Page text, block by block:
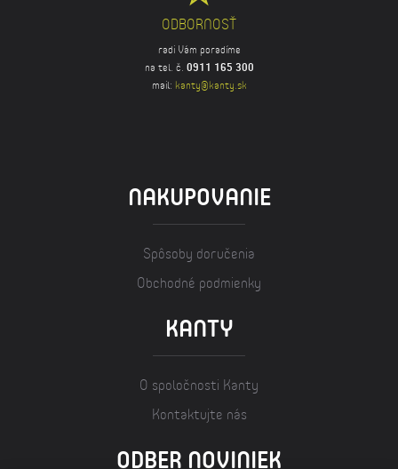
ODBORNOSŤ
radi Vám poradíme
na tel. č. 0911 165 300
mail: kanty@kanty.sk
NAKUPOVANIE
Spôsoby doručenia
Obchodné podmienky
KANTY
O spoločnosti Kanty
Kontaktujte nás
ODBER NOVINIEK